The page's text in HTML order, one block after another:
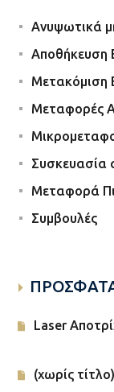
Ανυψωτικά
Αποθήκευση
Μετακόμιση
Μεταφορές
Συσκευασία
Μεταφορά
Συμβουλές
Laser
(χωρίς τίτλο)